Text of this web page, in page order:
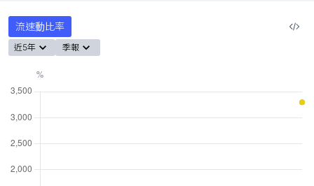
流速動比率
近5年 季報